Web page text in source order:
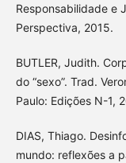
Responsabilidade e
Perspectiva, 2015.
BUTLER, Judith.
do “sexo”. Trad.
Paulo: Edições N-1,
DIAS, Thiago.
mundo: reflexões a